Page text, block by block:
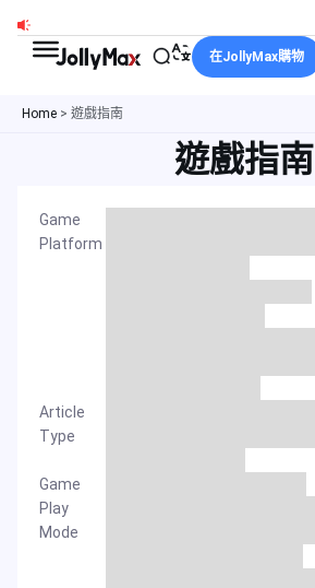
在JollyMax購物
Home > 遊戲指南
遊戲指南
Game
Platform
Article
Type
Game
Play
Mode